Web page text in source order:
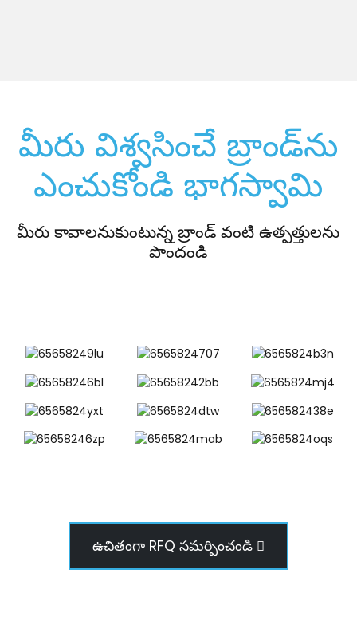
మీరు విశ్వసించే బ్రాండ్‌ను
ఎంచుకోండి భాగస్వామి
మీరు కావాలనుకుంటున్న బ్రాండ్ వంటి ఉత్పత్తులను
పొందండి
ఉచితంగా RFQ సమర్పించండి